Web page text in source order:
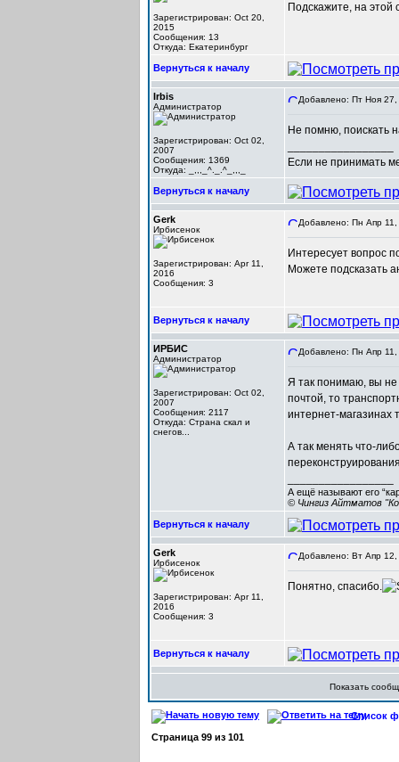
Зарегистрирован: Oct 20,
2015
Сообщения: 13
Откуда: Екатеринбург
Подскажите, на этой
Вернуться к началу
Irbis
Администратор
Зарегистрирован: Oct 02,
2007
Сообщения: 1369
Откуда: _,,,_^._.^_,,,_
Добавлено: Пт Ноя
Не помню, поискать
Если не принимать
Вернуться к началу
Gerk
Ирбисенок
Зарегистрирован: Apr 11,
2016
Сообщения: 3
Добавлено: Пн Апр
Интересует вопрос
Можете подсказать
Вернуться к началу
ИРБИС
Администратор
Зарегистрирован: Oct 02,
2007
Сообщения: 2117
Откуда: Cтрана скал и
снегов...
Добавлено: Пн Апр
Я так понимаю, вы
почтой, то
интернет-магазинах
А так менять что-
А ещё называют его
© Чингиз Айтматов
Вернуться к началу
Gerk
Ирбисенок
Зарегистрирован: Apr 11,
2016
Сообщения: 3
Добавлено: Вт Апр
Понятно, спасибо.
Вернуться к началу
Показать
Список
Страница 99 из 101